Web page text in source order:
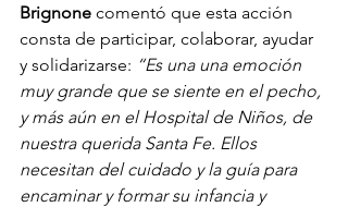
Brignone comentó que esta acción
consta de participar, colaborar, ayudar
y solidarizarse: “Es una una emoción
muy grande que se siente en el pecho,
y más aún en el Hospital de Niños, de
nuestra querida Santa Fe. Ellos
necesitan del cuidado y la guía para
encaminar y formar su infancia y